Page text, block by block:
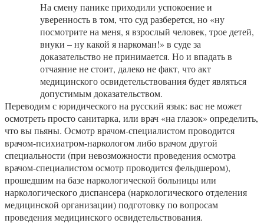
На смену панике приходили успокоение и
уверенность в том, что суд разберется, но «ну
посмотрите на меня, я взрослый человек, трое детей,
внуки – ну какой я наркоман!» в суде за
доказательство не принимается. Но и впадать в
отчаяние не стоит, далеко не факт, что акт
медицинского освидетельствования будет являться
допустимым доказательством.
Переводим с юридического на русский язык: вас не может
осмотреть просто санитарка, или врач «на глазок» определить,
что вы пьяны. Осмотр врачом-специалистом проводится
врачом-психиатром-наркологом либо врачом другой
специальности (при невозможности проведения осмотра
врачом-специалистом осмотр проводится фельдшером),
прошедшим на базе наркологической больницы или
наркологического диспансера (наркологического отделения
медицинской организации) подготовку по вопросам
проведения медицинского освидетельствования.